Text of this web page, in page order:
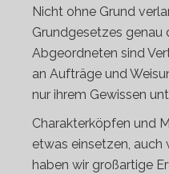
Nicht ohne Grund
Grundgesetzes genau
Abgeordneten sind
an Aufträge und
nur ihrem Gewissen
Charakterköpfen und
etwas einsetzen, auch
haben wir großartige